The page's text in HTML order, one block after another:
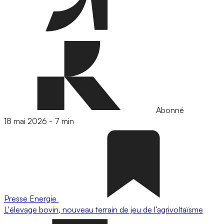
Abonné
18 mai 2026 - 7 min
Presse Energie
L'élevage bovin, nouveau terrain de jeu de l’agrivoltaïsme